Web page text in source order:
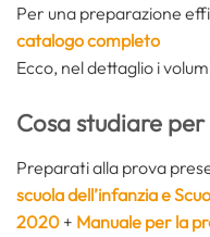
Per una preparazione
catalogo completo
Ecco, nel dettaglio i
Cosa studiare
Preparati alla prova
scuola dell’infanzia e
2020 + Manuale per la